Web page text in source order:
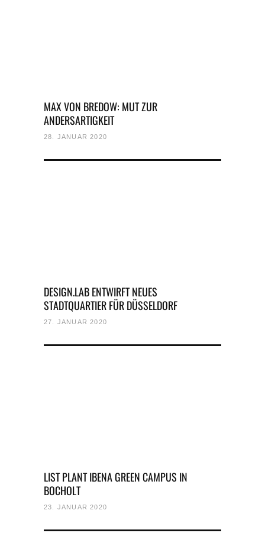
MAX VON BREDOW: MUT ZUR
ANDERSARTIGKEIT
28. JANUAR 2020
DESIGN.LAB ENTWIRFT NEUES
STADTQUARTIER FÜR DÜSSELDORF
27. JANUAR 2020
LIST PLANT IBENA GREEN CAMPUS IN
BOCHOLT
23. JANUAR 2020